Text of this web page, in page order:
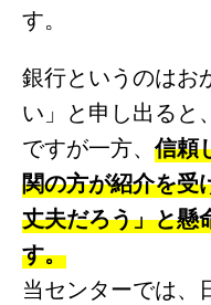
す。
銀行というのはお
い」と申し出ると
ですが一方、信頼
関の方が紹介を受
丈夫だろう」と懸
す。
当センターでは、